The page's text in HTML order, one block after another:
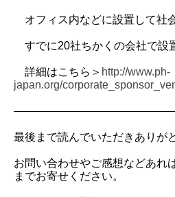
オフィス内などに設置して社
すでに20社ちかくの会社で設
詳細はこちら＞ http://www.ph-
japan.org/
最後まで読んでいただきありが
お問い合わせやご感想などあ
までお寄せください。